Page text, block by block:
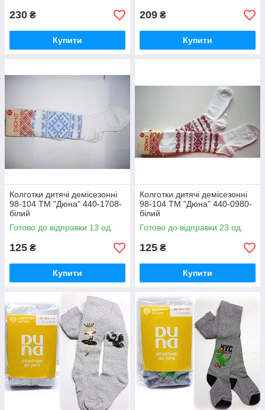
230 ₴
Купити
209 ₴
Купити
Колготки дитячі демісезонні
98-104 ТМ "Дюна" 440-1708-
білий
Готово до відправки 13 од.
125 ₴
Купити
Колготки дитячі демісезонні
98-104 ТМ "Дюна" 440-0980-
білий
Готово до відправки 23 од.
125 ₴
Купити